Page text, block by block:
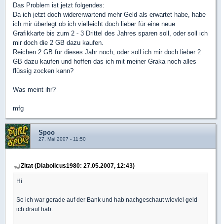
Das Problem ist jetzt folgendes:
Da ich jetzt doch widererwartend mehr Geld als erwartet habe, habe
ich mir überlegt ob ich vielleicht doch lieber für eine neue
Grafikkarte bis zum 2 - 3 Drittel des Jahres sparen soll, oder soll ich
mir doch die 2 GB dazu kaufen.
Reichen 2 GB für dieses Jahr noch, oder soll ich mir doch lieber 2
GB dazu kaufen und hoffen das ich mit meiner Graka noch alles
flüssig zocken kann?
Was meint ihr?
mfg
Spoo
27. Mai 2007 - 11:50
Zitat (Diabolicus1980: 27.05.2007, 12:43)
Hi
So ich war gerade auf der Bank und hab nachgeschaut wieviel geld
ich drauf hab.